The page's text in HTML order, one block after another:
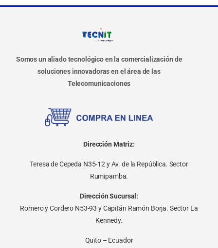
Somos un aliado tecnológico en la comercialización de
soluciones innovadoras en el área de las
Telecomunicaciones
Dirección Matriz:
Teresa de Cepeda N35-12 y Av. de la República. Sector
Rumipamba.
Dirección Sucursal:
Romero y Cordero N53-93 y Capitán Ramón Borja. Sector La
Kennedy.
Quito – Ecuador